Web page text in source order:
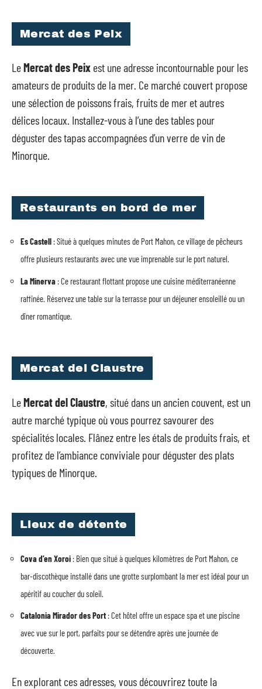
Mercat des Peix
LeMercat des Peix est une adresse incontournable pour les
amateurs de produits de la mer. Ce marché couvert propose
une sélection de poissons frais, fruits de mer et autres
délices locaux. Installez-vous à l’une des tables pour
déguster des tapas accompagnées d’un verre de vin de
Minorque.
Restaurants en bord de mer
Es Castell : Situé à quelques minutes de Port Mahon, ce village de pêcheurs
offre plusieurs restaurants avec une vue imprenable sur le port naturel.
La Minerva : Ce restaurant flottant propose une cuisine méditerranéenne
raffinée. Réservez une table sur la terrasse pour un déjeuner ensoleillé ou un
dîner romantique.
Mercat del Claustre
LeMercat del Claustre, situé dans un ancien couvent, est un
autre marché typique où vous pourrez savourer des
spécialités locales. Flânez entre les étals de produits frais, et
profitez de l’ambiance conviviale pour déguster des plats
typiques de Minorque.
Lieux de détente
Cova d’en Xoroi : Bien que situé à quelques kilomètres de Port Mahon, ce
bar-discothèque installé dans une grotte surplombant la mer est idéal pour un
apéritif au coucher du soleil.
Catalonia Mirador des Port : Cet hôtel offre un espace spa et une piscine
avec vue sur le port, parfaits pour se détendre après une journée de
découverte.
En explorant ces adresses, vous découvrirez toute la